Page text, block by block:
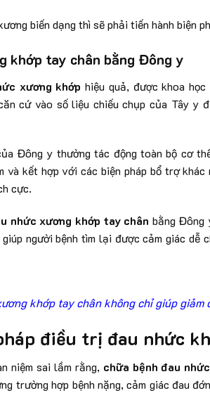
biến dạng thì sẽ phải tiến hành biện
khớp tay chân bằng Đông y
xương khớp hiệu quả, được khoa
cứ vào số liệu chiếu chụp của Tây y
Đông y thường tác động toàn bộ cơ
kết hợp với các biện pháp bổ trợ
cực.
nhức xương khớp tay chân bằng Đông
người bệnh tìm lại được cảm giác dễ
khớp tay chân không chỉ giúp giảm
điều trị đau nhức
niệm sai lầm rằng, chữa bệnh đau
trường hợp bệnh nặng, cảm giác đau